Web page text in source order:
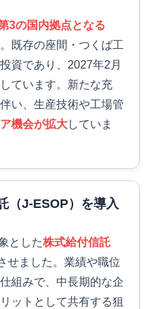
3の国内拠点となる
既存の座間・つくば工
資であり、2027年2月
ています。新たな充
い、生産技術や工場管
機会が拡大していま
（J-ESOP）を導入
とした株式給付信託
せました。業績や職位
組みで、中長期的な企
ットとして共有する狙